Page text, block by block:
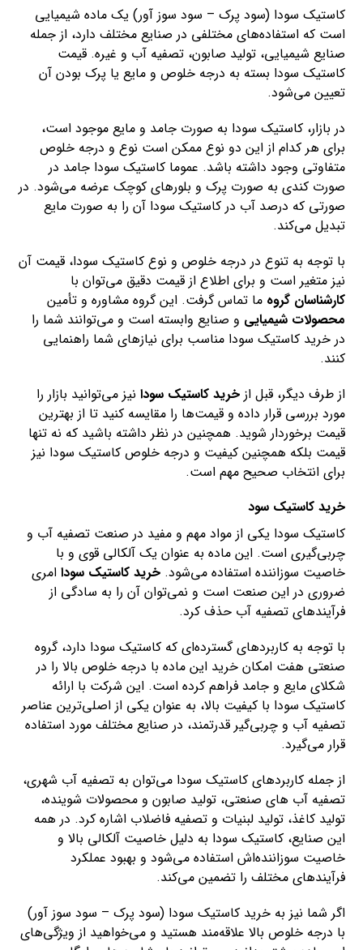
کاستیک سودا (سود پرک – سود سوز آور) یک ماده شیمیایی
است که استفاده‌های مختلفی در صنایع مختلف دارد، از جمله
صنایع شیمیایی، تولید صابون، تصفیه آب و غیره. قیمت
کاستیک سودا بسته به درجه خلوص و مایع یا پرک بودن آن
تعیین می‌شود.
در بازار، کاستیک سودا به صورت جامد و مایع موجود است،
برای هر کدام از این دو نوع ممکن است نوع و درجه خلوص
متفاوتی وجود داشته باشد. عموما کاستیک سودا جامد در
صورت کندی به صورت پرک و بلورهای کوچک عرضه می‌شود. در
صورتی که درصد آب در کاستیک سودا آن را به صورت مایع
تبدیل می‌کند.
با توجه به تنوع در درجه خلوص و نوع کاستیک سودا، قیمت آن
نیز متغیر است و برای اطلاع از قیمت دقیق می‌توان با
کارشناسان گروه ما تماس گرفت. این گروه مشاوره و تأمین
محصولات شیمیایی و صنایع وابسته است و می‌توانند شما را
در خرید کاستیک سودا مناسب برای نیازهای شما راهنمایی
کنند.
از طرف دیگر، قبل ازخرید کاستیک سودا نیز می‌توانید بازار را
مورد بررسی قرار داده و قیمت‌ها را مقایسه کنید تا از بهترین
قیمت برخوردار شوید. همچنین در نظر داشته باشید که نه تنها
قیمت بلکه همچنین کیفیت و درجه خلوص کاستیک سودا نیز
برای انتخاب صحیح مهم است.
خرید کاستیک سود
کاستیک سودا یکی از مواد مهم و مفید در صنعت تصفیه آب و
چربی‌گیری است. این ماده به عنوان یک آلکالی قوی و با
خاصیت سوزاننده استفاده می‌شود.خرید کاستیک سودا امری
ضروری در این صنعت است و نمی‌توان آن را به سادگی از
فرآیندهای تصفیه آب حذف کرد.
با توجه به کاربردهای گسترده‌ای که کاستیک سودا دارد، گروه
صنعتی هفت امکان خرید این ماده با درجه خلوص بالا را در
شکلای مایع و جامد فراهم کرده است. این شرکت با ارائه
کاستیک سودا با کیفیت بالا، به عنوان یکی از اصلی‌ترین عناصر
تصفیه آب و چربی‌گیر قدرتمند، در صنایع مختلف مورد استفاده
قرار می‌گیرد.
از جمله کاربردهای کاستیک سودا می‌توان به تصفیه آب شهری،
تصفیه آب های صنعتی، تولید صابون و محصولات شوینده،
تولید کاغذ، تولید لبنیات و تصفیه فاضلاب اشاره کرد. در همه
این صنایع، کاستیک سودا به دلیل خاصیت آلکالی بالا و
خاصیت سوزاننده‌اش استفاده می‌شود و بهبود عملکرد
فرآیندهای مختلف را تضمین می‌کند.
اگر شما نیز به خرید کاستیک سودا (سود پرک – سود سوز آور)
با درجه خلوص بالا علاقه‌مند هستید و می‌خواهید از ویژگی‌های